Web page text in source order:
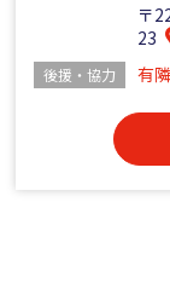
〒
23
後援・協力 有